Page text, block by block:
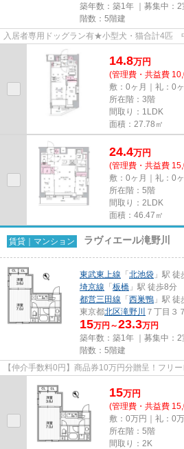
築年数：築1年 ｜募集中： 2
階数：5階建
入居者専用ドッグラン有★小型犬・猫合計4匹
14.8万円
(管理費・共益費
敷：0ヶ月｜礼：0
所在階：3階
間取り：1LDK
面積：27.78㎡
24.4万円
(管理費・共益費
敷：0ヶ月｜礼：0
所在階：5階
間取り：2LDK
面積：46.47㎡
賃貸｜マンション ラヴィエール滝野川
東武東上線 「 北池袋 」駅 徒
埼京線 「 板橋 」駅 徒歩8分
都営三田線 「 西巣鴨 」駅
東京都北区滝野川 ７丁目３
15万円～23.3万円
築年数：築1年 ｜募集中： 2
階数：5階建
【仲介手数料0円】商品券10万円分贈呈！フリー
15万円
(管理費・共益費
敷：0万円｜礼：0
所在階：5階
間取り：2K